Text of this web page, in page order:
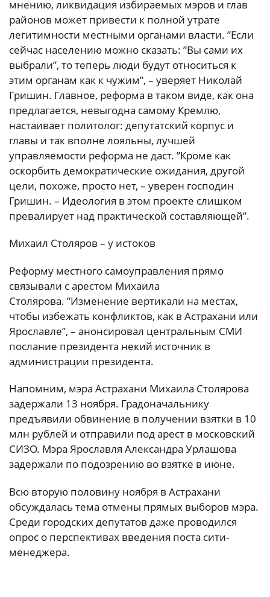
мнению, ликвидация избираемых мэров и глав
районов может привести к полной утрате
легитимности местными органами власти. ”Если
сейчас населению можно сказать: ”Вы сами их
выбрали”, то теперь люди будут относиться к
этим органам как к чужим”, – уверяет Николай
Гришин. Главное, реформа в таком виде, как она
предлагается, невыгодна самому Кремлю,
настаивает политолог: депутатский корпус и
главы и так вполне лояльны, лучшей
управляемости реформа не даст. ”Кроме как
оскорбить демократические ожидания, другой
цели, похоже, просто нет, – уверен господин
Гришин. – Идеология в этом проекте слишком
превалирует над практической составляющей”.
Михаил Столяров – у истоков
Реформу местного самоуправления прямо
связывали с арестом Михаила
Столярова. ”Изменение вертикали на местах,
чтобы избежать конфликтов, как в Астрахани или
Ярославле”, – анонсировал центральным СМИ
послание президента некий источник в
администрации президента.
Напомним, мэра Астрахани Михаила Столярова
задержали 13 ноября. Градоначальнику
предъявили обвинение в получении взятки в 10
млн рублей и отправили под арест в московский
СИЗО. Мэра Ярославля Александра Урлашова
задержали по подозрению во взятке в июне.
Всю вторую половину ноября в Астрахани
обсуждалась тема отмены прямых выборов мэра.
Среди городских депутатов даже проводился
опрос о перспективах введения поста сити-
менеджера.